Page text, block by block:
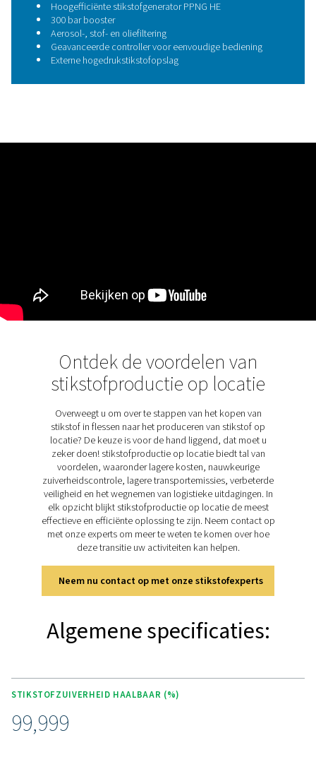
BELANGRIJKSTE KENMERKEN
Het alles-in-één
stikstofopwekkingssysteem
lasersnijden
De PPNG NX is een compleet
locatie in één ultracompacte doos. Dit houdt dus in:
Hoogefficiënte stikstofgenerator PPNG HE
300 bar booster
Externe hogedrukstikstofopslag